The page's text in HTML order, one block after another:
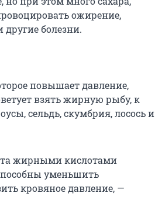
ожирение,
болезни.
повышает давление,
взять жирную рыбу, к
сельдь, скумбрия, лосось и
жирными кислотами
уменьшить
кровяное давление, —